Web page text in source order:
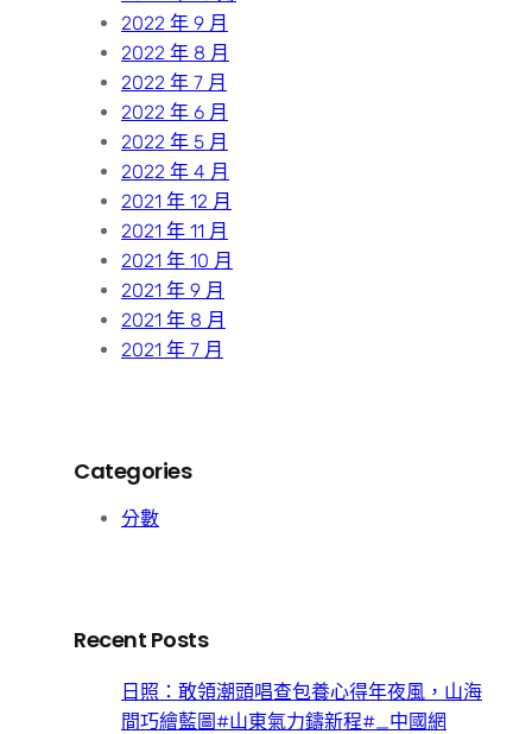
2022 年 9 月
2022 年 8 月
2022 年 7 月
2022 年 6 月
2022 年 5 月
2022 年 4 月
2021 年 12 月
2021 年 11 月
2021 年 10 月
2021 年 9 月
2021 年 8 月
2021 年 7 月
Categories
分數
Recent Posts
日照：敢領潮頭唱查包養心得年夜風，山海
間巧繪藍圖#山東氣力鑄新程#_中國網